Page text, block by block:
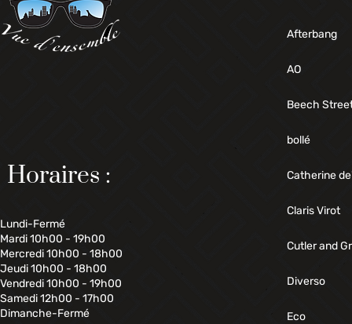
Horaires :
Lundi-Fermé
Mardi 10h00 - 19h00
Mercredi 10h00 - 18h00
Jeudi 10h00 - 18h00
Vendredi 10h00 - 19h00
Samedi 12h00 - 17h00
Dimanche-Fermé
Afterbang
AO
Beech
bollé
Catherine
Claris Virot
Cutler and
Diverso
Eco